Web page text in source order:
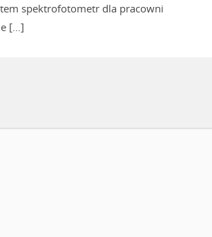
spektrofotometr dla pracowni
[…]